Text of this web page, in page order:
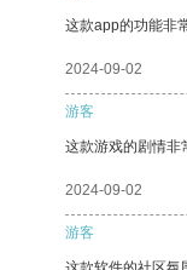
这款app的功能非
2024-09-02
游客
这款游戏的剧情非
2024-09-02
游客